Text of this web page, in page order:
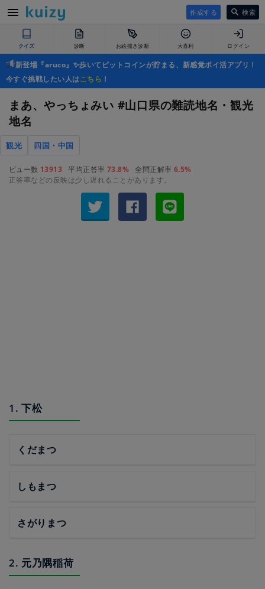
作成する 検索
クイズ 診断 お絵描き診断 大喜利 ログイン
新登場『aruco』✨歩いてビットコインが貯まる、新感覚ポイ活アプリ！
今すぐ挑戦したい人はこちら ！
まあ、やっちょみい #山口県の難読地名・観光
地名
観光 四国・中国
ビュー数 13913 平均正答率 73.8% 全問正解率 6.5%
正答率などの反映は少し遅れることがあります。
1. 下松
くだまつ
しもまつ
さがりまつ
2. 元乃隅稲荷